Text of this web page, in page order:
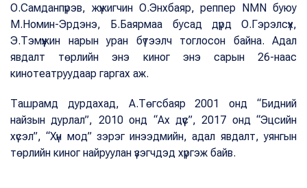
О.Самданпүрэв, жүжигчин О.Энхбаяр, реппер NMN буюу
М.Номин-Эрдэнэ, Б.Баярмаа бусад дүрд О.Гэрэлсүх,
Э.Тэмүүжин нарын уран бүтээлч тоглосон байна. Адал
явдалт төрлийн энэ киног энэ сарын 26-наас
кинотеатруудаар гаргах аж.
Ташрамд дурдахад, А.Төгсбаяр 2001 онд “Бидний
найзын дурлал”, 2010 онд “Ах дүүс”, 2017 онд “Эцсийн
хүсэл”, “Хүн мод” зэрэг инээдмийн, адал явдалт, уянгын
төрлийн киног найруулан үзэгчдэд хүргэж байв.